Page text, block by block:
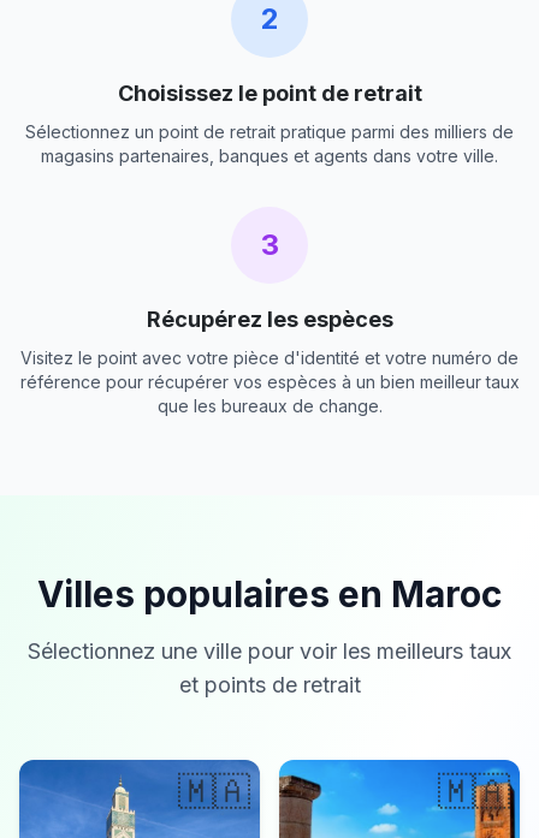
2
Choisissez le point de retrait
Sélectionnez un point de retrait pratique parmi des milliers de
magasins partenaires, banques et agents dans votre ville.
3
Récupérez les espèces
Visitez le point avec votre pièce d'identité et votre numéro de
référence pour récupérer vos espèces à un bien meilleur taux
que les bureaux de change.
Villes populaires en Maroc
Sélectionnez une ville pour voir les meilleurs taux
et points de retrait
🇲🇦 🇲🇦